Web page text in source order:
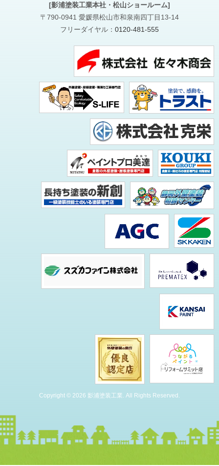
[影浦塗装工業本社・松山ショールーム]
〒790-0941 愛媛県松山市和泉南四丁目13-14
フリーダイヤル： 0120-481-555
Copyright © 2026 影浦塗装工業. All Rights Reserved.